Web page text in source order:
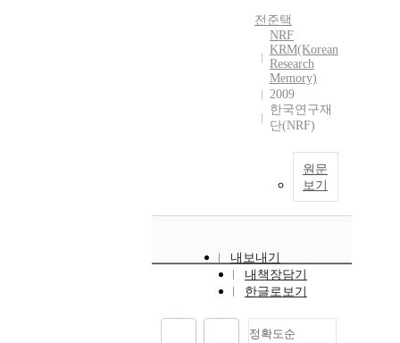
전준택
NRF
KRM(Korean
Research
Memory)
2009
한국연구재
단(NRF)
원문
보기
내보내기
내책장담기
한글로보기
정확도순